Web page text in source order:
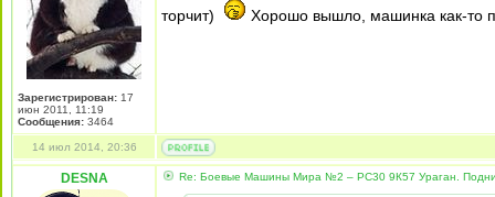
Зарегистрирован: 17
июн 2011, 11:19
Сообщения: 3464
торчит)
Хорошо вышло, машинка как-то
14 июл 2014, 20:36
DESNA Re: Боевые Машины Мира №2 – РС30 9К57 Ураган.